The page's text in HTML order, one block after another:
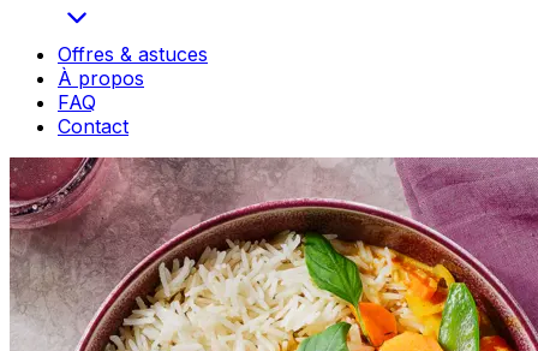
Offres & astuces
À propos
FAQ
Contact